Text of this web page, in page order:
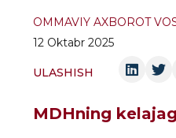
OMMAVIY AXBOROT
12 Oktabr 2025
ULASHISH
MDHning